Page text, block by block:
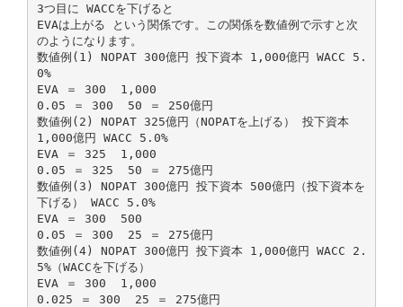
3つ目に WACCを下げると
EVAは上がる という関係です。この関係を数値例で示すと次
のようになります。
数値例(1) NOPAT 300億円 投下資本 1,000億円 WACC 5.
0%
EVA ＝ 300 ­ 1,000
0.05 ＝ 300 ­ 50 ＝ 250億円
数値例(2) NOPAT 325億円（NOPATを上げる） 投下資本
1,000億円 WACC 5.0%
EVA ＝ 325 ­ 1,000
0.05 ＝ 325 ­ 50 ＝ 275億円
数値例(3) NOPAT 300億円 投下資本 500億円（投下資本を
下げる） WACC 5.0%
EVA ＝ 300 ­ 500
0.05 ＝ 300 ­ 25 ＝ 275億円
数値例(4) NOPAT 300億円 投下資本 1,000億円 WACC 2.
5%（WACCを下げる）
EVA ＝ 300 ­ 1,000
0.025 ＝ 300 ­ 25 ＝ 275億円